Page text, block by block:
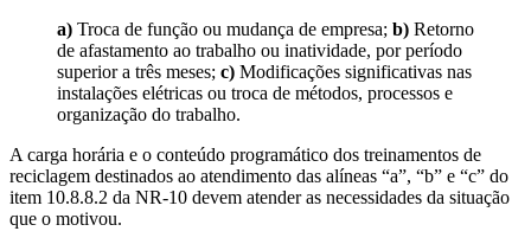
a) Troca de função ou mudança de empresa; b) Retorno
de afastamento ao trabalho ou inatividade, por período
superior a três meses; c) Modificações significativas nas
instalações elétricas ou troca de métodos, processos e
organização do trabalho.
A carga horária e o conteúdo programático dos treinamentos de
reciclagem destinados ao atendimento das alíneas “a”, “b” e “c” do
item 10.8.8.2 da NR-10 devem atender as necessidades da situação
que o motivou.